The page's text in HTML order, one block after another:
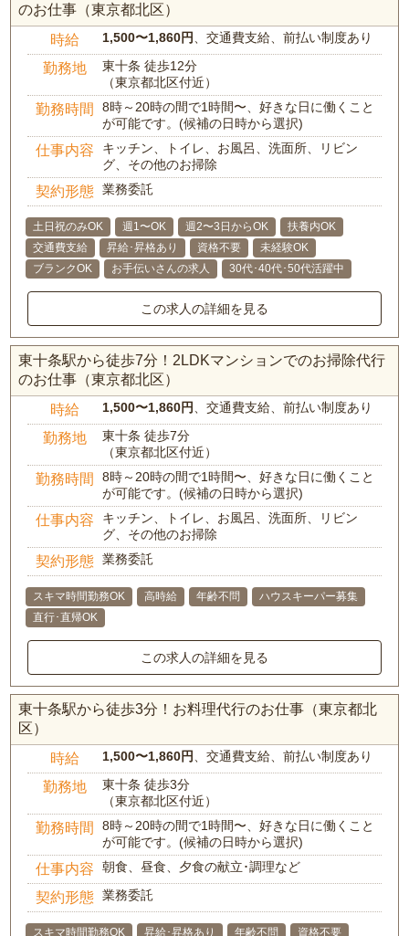
のお仕事（東京都北区）
時給 1,500〜1,860円 、交通費支給、前払い制度あり
勤務地
東十条 徒歩12分
（東京都北区付近）
勤務時間
8時～20時の間で1時間〜、好きな日に働くこと
が可能です。(候補の日時から選択)
仕事内容
キッチン、トイレ、お風呂、洗面所、リビン
グ、その他のお掃除
契約形態 業務委託
土日祝のみOK 週1〜OK 週2〜3日からOK
扶養内OK
交通費支給
昇給･昇格あり 資格不要
未経験OK
ブランクOK
お手伝いさんの求人 30代･40代･50代活躍中
この求人の詳細を見る
東十条駅から徒歩7分！2LDKマンションでのお掃除代行
のお仕事（東京都北区）
時給 1,500〜1,860円 、交通費支給、前払い制度あり
勤務地
東十条 徒歩7分
（東京都北区付近）
勤務時間
8時～20時の間で1時間〜、好きな日に働くこと
が可能です。(候補の日時から選択)
仕事内容
キッチン、トイレ、お風呂、洗面所、リビン
グ、その他のお掃除
契約形態 業務委託
スキマ時間勤務OK 高時給 年齢不問
ハウスキーパー募集
直行･直帰OK
この求人の詳細を見る
東十条駅から徒歩3分！お料理代行のお仕事（東京都北
区）
時給 1,500〜1,860円 、交通費支給、前払い制度あり
勤務地
東十条 徒歩3分
（東京都北区付近）
勤務時間
8時～20時の間で1時間〜、好きな日に働くこと
が可能です。(候補の日時から選択)
仕事内容 朝食、昼食、夕食の献立･調理など
契約形態 業務委託
スキマ時間勤務OK 昇給･昇格あり 年齢不問 資格不要